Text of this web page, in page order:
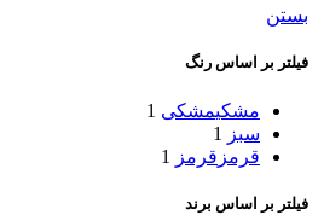
بستن
فیلتر بر اساس رنگ
مشکیمشکی 1
سبز
1
قرمز قرمز 1
فیلتر بر اساس برند